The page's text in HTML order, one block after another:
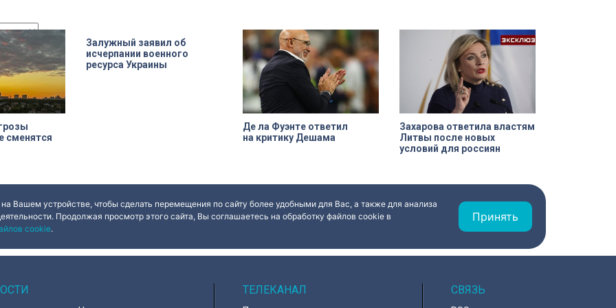
выполнить
Как
пример
и почему
лично протестировать технику и
почувствовать скорость.
сменятся
Залужный заявил об
исчерпании военного
ресурса Украины
Де ла Фуэнте ответил
на критику Дешама
Захарова ответила властям
Литвы после новых
условий для россиян
Вашем устройстве, чтобы сделать перемещения по сайту более удобными для Вас, а также для анализа
Продолжая просмотр этого сайта, Вы соглашаетесь на обработку файлов cookie в
cookie.
Принять
ТЕЛЕКАНАЛ СВЯЗЬ